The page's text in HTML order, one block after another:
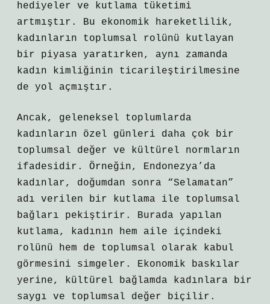
hediyeler ve kutlama tüketimi
artmıştır. Bu ekonomik hareketlilik,
kadınların toplumsal rolünü kutlayan
bir piyasa yaratırken, aynı zamanda
kadın kimliğinin ticarileştirilmesine
de yol açmıştır.
Ancak, geleneksel toplumlarda
kadınların özel günleri daha çok bir
toplumsal değer ve kültürel normların
ifadesidir. Örneğin, Endonezya’da
kadınlar, doğumdan sonra “Selamatan”
adı verilen bir kutlama ile toplumsal
bağları pekiştirir. Burada yapılan
kutlama, kadının hem aile içindeki
rolünü hem de toplumsal olarak kabul
görmesini simgeler. Ekonomik baskılar
yerine, kültürel bağlamda kadınlara bir
saygı ve toplumsal değer biçilir.